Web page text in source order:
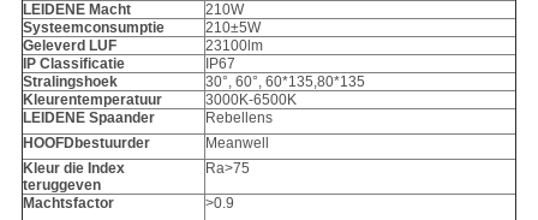
LEIDENE Macht
210W
Systeemconsumptie
210±5W
Geleverd LUF
23100lm
IP Classificatie
IP67
Stralingshoek
30°, 60°, 60*135,80*135
Kleurentemperatuur
3000K-6500K
LEIDENE Spaander
Rebellens
HOOFDbestuurder
Meanwell
Kleur die Index
teruggeven
Ra>75
Machtsfactor >0.9